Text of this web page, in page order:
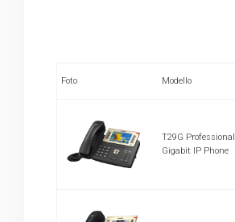
Foto Modello
T29G Professional
Gigabit IP Phone